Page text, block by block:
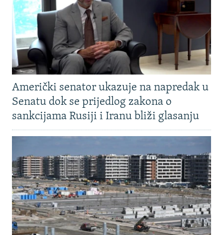
Američki senator ukazuje na napredak u
Senatu dok se prijedlog zakona o
sankcijama Rusiji i Iranu bliži glasanju